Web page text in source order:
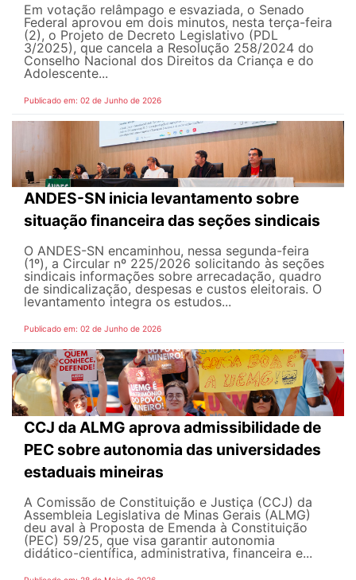
Em votação relâmpago e esvaziada, o Senado
Federal aprovou em dois minutos, nesta terça-feira
(2), o Projeto de Decreto Legislativo (PDL
3/2025), que cancela a Resolução 258/2024 do
Conselho Nacional dos Direitos da Criança e do
Adolescente...
Publicado em: 02 de Junho de 2026
ANDES-SN inicia levantamento sobre
situação financeira das seções sindicais
O ANDES-SN encaminhou, nessa segunda-feira
(1º), a Circular nº 225/2026 solicitando às seções
sindicais informações sobre arrecadação, quadro
de sindicalização, despesas e custos eleitorais. O
levantamento integra os estudos...
Publicado em: 02 de Junho de 2026
CCJ da ALMG aprova admissibilidade de
PEC sobre autonomia das universidades
estaduais mineiras
A Comissão de Constituição e Justiça (CCJ) da
Assembleia Legislativa de Minas Gerais (ALMG)
deu aval à Proposta de Emenda à Constituição
(PEC) 59/25, que visa garantir autonomia
didático-científica, administrativa, financeira e...